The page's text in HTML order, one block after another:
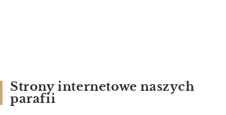
Strony internetowe naszych
parafii